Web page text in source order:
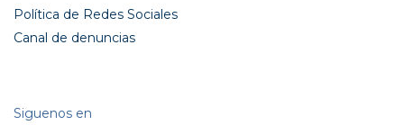
Política de Redes Sociales
Canal de denuncias
Siguenos en